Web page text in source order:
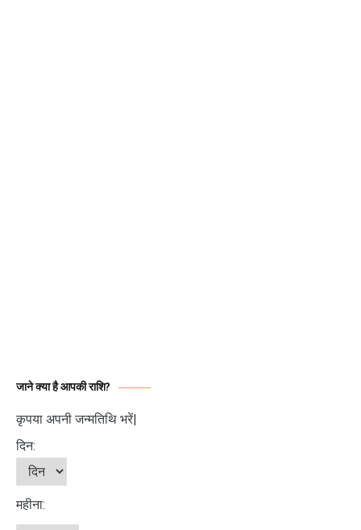
जाने क्या है आपकी राशि?
कृपया अपनी जन्मतिथि भरें|
दिन:
महीना: